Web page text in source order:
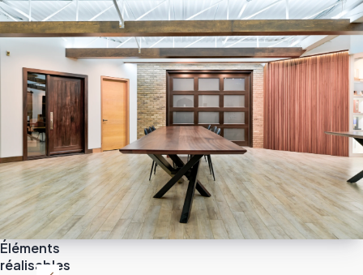
Éléments
réalisables